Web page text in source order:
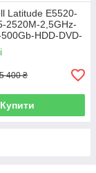
Latitude E5520-
2520M-2,5GHz-
HDD-DVD-
(B)- Б/В
5 400 ₴
Купити